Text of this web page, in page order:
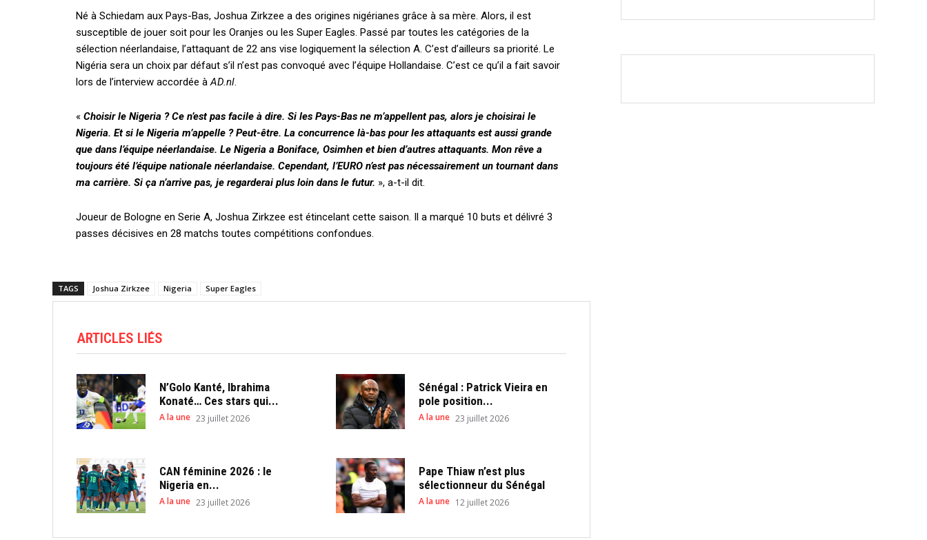
Né à Schiedam aux Pays-Bas, Joshua Zirkzee a des origines nigérianes grâce à sa mère. Alors, il est
susceptible de jouer soit pour les Oranjes ou les Super Eagles. Passé par toutes les catégories de la
sélection néerlandaise, l’attaquant de 22 ans vise logiquement la sélection A. C’est d’ailleurs sa priorité. Le
Nigéria sera un choix par défaut s’il n’est pas convoqué avec l’équipe Hollandaise. C’est ce qu’il a fait savoir
lors de l’interview accordée àAD.nl.
« Choisir le Nigeria ? Ce n’est pas facile à dire. Si les Pays-Bas ne m’appellent pas, alors je choisirai le
Nigeria. Et si le Nigeria m’appelle ? Peut-être. La concurrence là-bas pour les attaquants est aussi grande
que dans l’équipe néerlandaise. Le Nigeria a Boniface, Osimhen et bien d’autres attaquants. Mon rêve a
toujours été l’équipe nationale néerlandaise. Cependant, l’EURO n’est pas nécessairement un tournant dans
ma carrière. Si ça n’arrive pas, je regarderai plus loin dans le futur. », a-t-il dit.
Joueur de Bologne en Serie A, Joshua Zirkzee est étincelant cette saison. Il a marqué 10 buts et délivré 3
passes décisives en 28 matchs toutes compétitions confondues.
TAGS Joshua Zirkzee Nigeria Super Eagles
ARTICLES LIÉS
N’Golo Kanté, Ibrahima
Konaté… Ces stars qui...
A la une 23 juillet 2026
Sénégal : Patrick Vieira en
pole position...
A la une 23 juillet 2026
CAN féminine 2026 : le
Nigeria en...
A la une 23 juillet 2026
Pape Thiaw n’est plus
sélectionneur du Sénégal
A la une 12 juillet 2026